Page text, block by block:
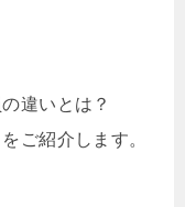
違いとは？
ご紹介します。